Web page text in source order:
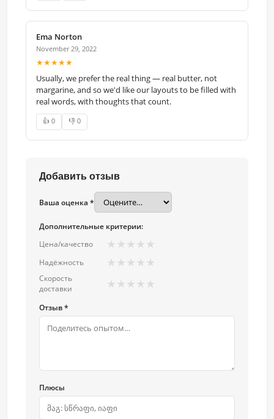
Ema Norton
November 29, 2022
★★★★★
Usually, we prefer the real thing — real butter, not
margarine, and so we'd like our layouts to be filled with
real words, with thoughts that count.
👍 0 👎 0
Добавить отзыв
Ваша оценка *
Дополнительные критерии:
Цена/качество
★ ★ ★ ★ ★
Надёжность ★ ★ ★ ★ ★
Скорость
доставки
★ ★ ★ ★ ★
Отзыв *
Плюсы